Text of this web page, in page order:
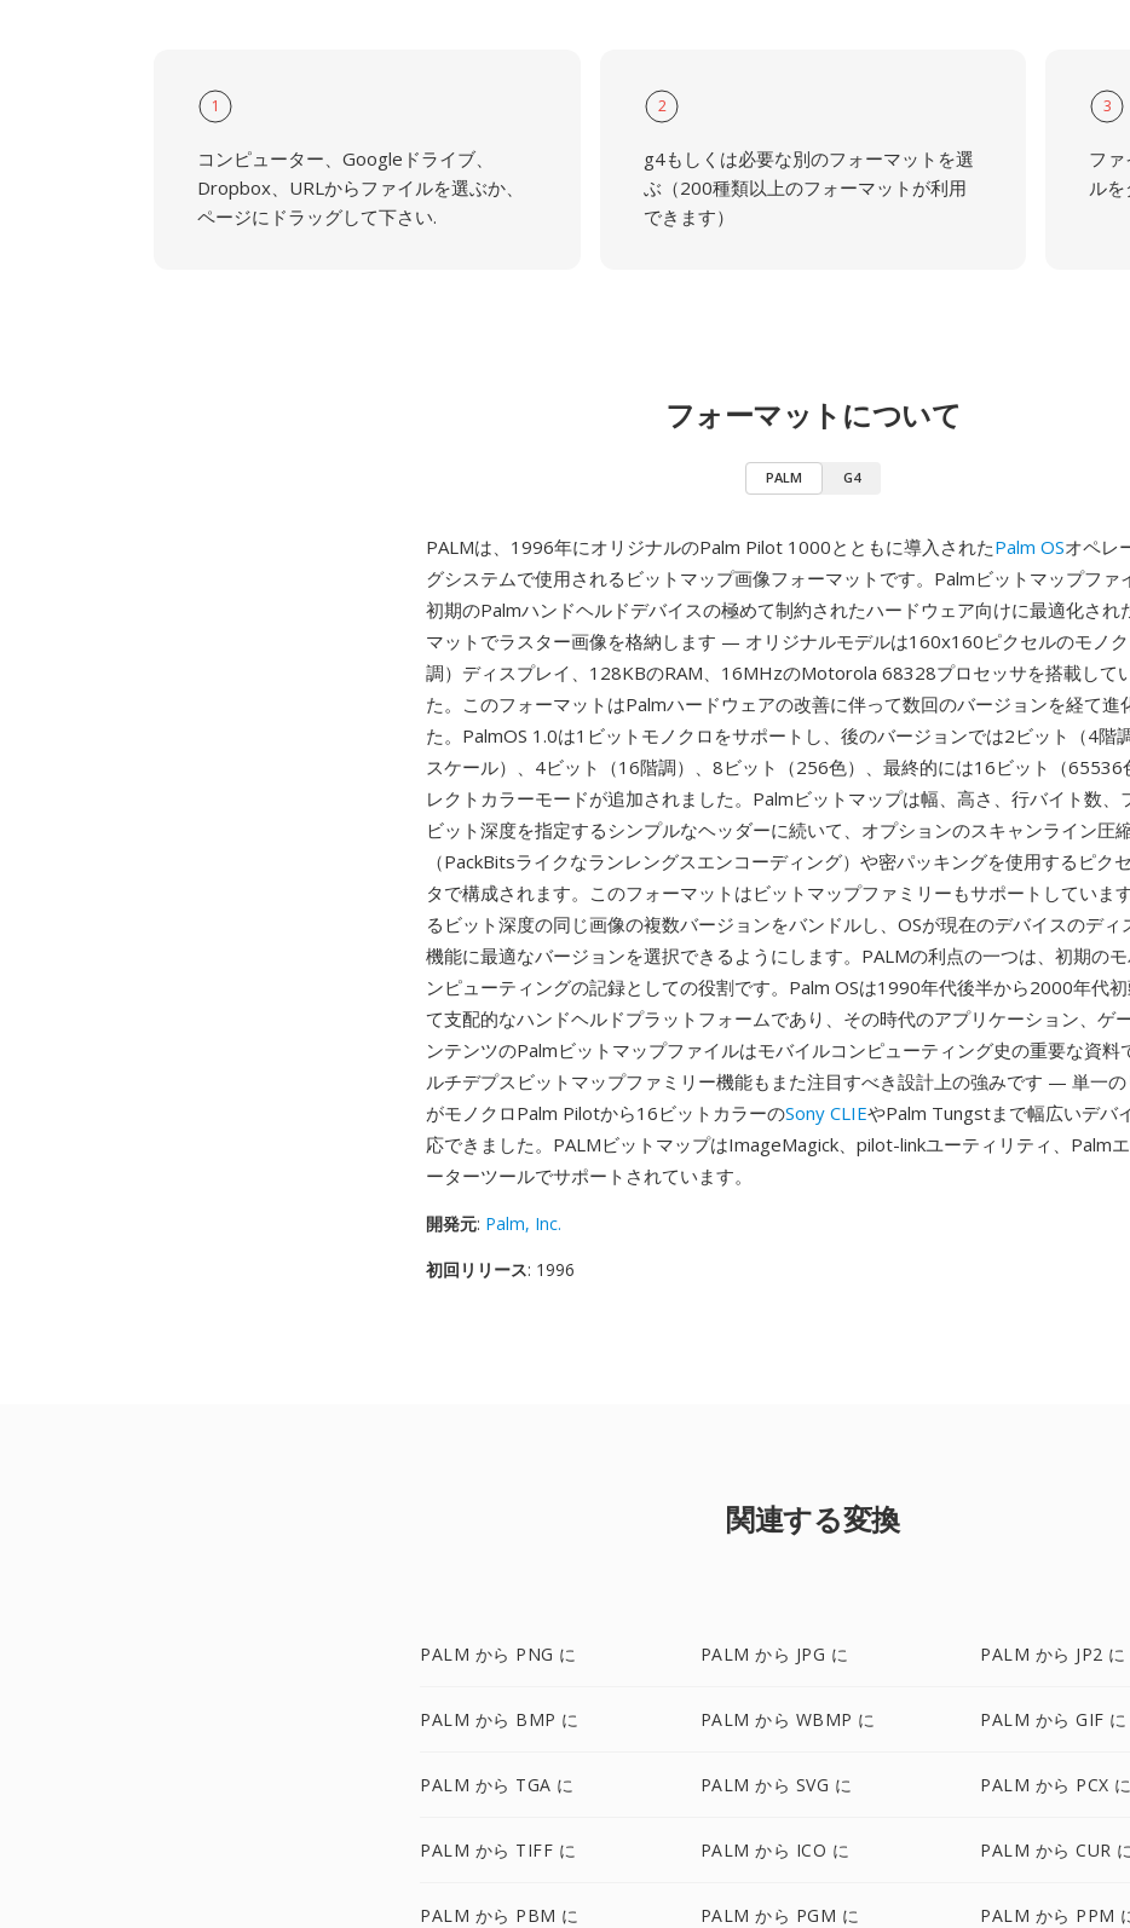
1
コンピューター、Googleドライブ、
Dropbox、URLからファイルを選ぶか、
ページにドラッグして下さい.
2
g4もしくは必要な別のフォーマットを選
ぶ（200種類以上のフォーマットが利用
できます）
3
フ
ル
フォーマットについて
PALM G4
PALMは、1996年にオリジナルのPalm Pilot 1000とともに導入されたPalm OSオペレ
グシステムで使用されるビットマップ画像フォーマットです。Palmビットマップファ
初期のPalmハンドヘルドデバイスの極めて制約されたハードウェア向けに最適化され
マットでラスター画像を格納します — オリジナルモデルは160x160ピクセルのモノ
調）ディスプレイ、128KBのRAM、16MHzのMotorola 68328プロセッサを搭載して
た。このフォーマットはPalmハードウェアの改善に伴って数回のバージョンを経て進
た。PalmOS 1.0は1ビットモノクロをサポートし、後のバージョンでは2ビット（4階
スケール）、4ビット（16階調）、8ビット（256色）、最終的には16ビット（65536
レクトカラーモードが追加されました。Palmビットマップは幅、高さ、行バイト数、
ビット深度を指定するシンプルなヘッダーに続いて、オプションのスキャンライン圧
（PackBitsライクなランレングスエンコーディング）や密パッキングを使用するピク
タで構成されます。このフォーマットはビットマップファミリーもサポートしていま
るビット深度の同じ画像の複数バージョンをバンドルし、OSが現在のデバイスのディ
機能に最適なバージョンを選択できるようにします。PALMの利点の一つは、初期のモ
ンピューティングの記録としての役割です。Palm OSは1990年代後半から2000年代
て支配的なハンドヘルドプラットフォームであり、その時代のアプリケーション、ゲ
ンテンツのPalmビットマップファイルはモバイルコンピューティング史の重要な資料
ルチデプスビットマップファミリー機能もまた注目すべき設計上の強みです — 単一の
がモノクロPalm Pilotから16ビットカラーのSony CLIEやPalm Tungstまで幅広いデバ
応できました。PALMビットマップはImageMagick、pilot-linkユーティリティ、Palm
ーターツールでサポートされています。
開発元: Palm, Inc.
初回リリース: 1996
関連する変換
PALM から PNG に PALM から JPG に PALM から JP2 に
PALM から BMP に PALM から WBMP に PALM から GIF に
PALM から TGA に PALM から SVG に PALM から PCX に
PALM から TIFF に PALM から ICO に PALM から CUR
PALM から PBM に PALM から PGM に PALM から PPM